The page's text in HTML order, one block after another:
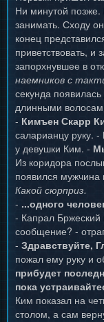
Ни минутой позже.
занимать. Сходу
конец
приветствовать, и
запорхнувшее в
наемников с
секунда
длинными
- Кимъен Скарр
саларианцу руку. -
у девушки Ким. -
Из коридора
появился
Какой сюрприз.
- ...одного
- Капрал Бржеский
сообщение? -
- Здравствуйте,
пожал ему руку и
прибудет
пока
Ким показал на
столом, а сам